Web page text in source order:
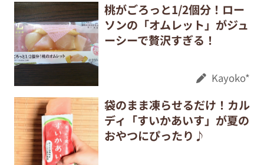
桃がごろっと1/2個分！ロー
ソンの「オムレット」がジュ
ーシーで贅沢すぎる！
Kayoko*
袋のまま凍らせるだけ！カル
ディ「すいかあいす」が夏の
おやつにぴったり♪